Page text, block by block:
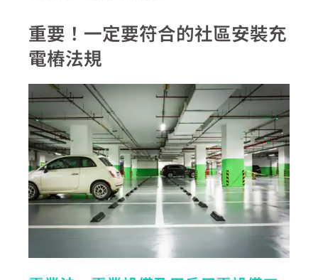
重要！一定要符合的社區安裝充
電樁法規